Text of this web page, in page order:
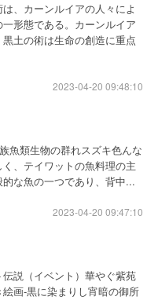
、カーンルイアの人々によ
形態である。カーンルイア
土の術は生命の創造に重点
2023-04-20 09:48:10
魚類生物の群れスズキ色んな
、テイワットの魚料理の主
な魚の一つであり、背中...
2023-04-20 09:47:10
説（イベント）華やぐ紫苑
画-黒に染まりし宵暗の御所